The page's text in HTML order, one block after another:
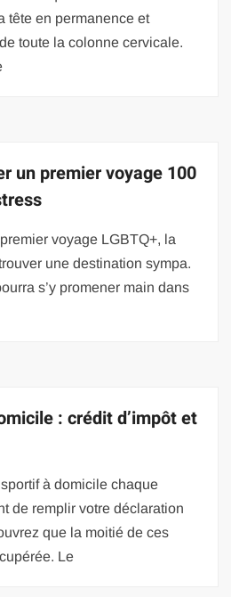
tête en permanence et
toute la colonne cervicale.
un premier voyage 100
voyage LGBTQ+, la
une destination sympa.
s’y promener main dans
: crédit d’impôt et
à domicile chaque
de remplir votre déclaration
que la moitié de ces
Le